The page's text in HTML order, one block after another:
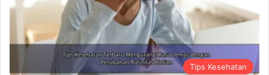
Tips Kesehatan